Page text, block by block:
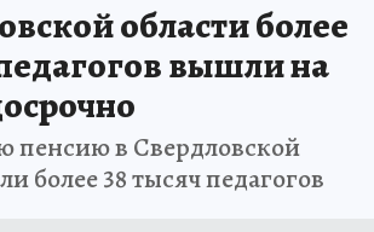
области более
вышли на
пенсию в Свердловской
более 38 тысяч педагогов